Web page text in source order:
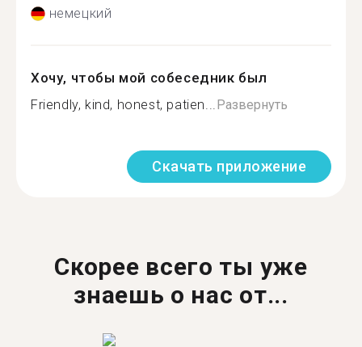
немецкий
Хочу, чтобы мой собеседник был
Friendly, kind, honest, patien...Развернуть
Скачать приложение
Скорее всего ты уже
знаешь о нас от...